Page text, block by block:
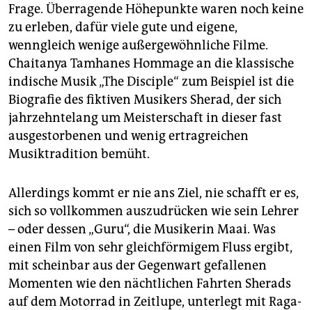
Frage. Überragende Höhepunkte waren noch keine
zu erleben, dafür viele gute und eigene,
wenngleich wenige außergewöhnliche Filme.
Chaitanya Tamhanes Hommage an die klassische
indische Musik „The Disciple“ zum Beispiel ist die
Biografie des fiktiven Musikers Sherad, der sich
jahrzehntelang um Meisterschaft in dieser fast
ausgestorbenen und wenig ertragreichen
Musiktradition bemüht.
Allerdings kommt er nie ans Ziel, nie schafft er es,
sich so vollkommen auszudrücken wie sein Lehrer
– oder dessen „Guru“, die Musikerin Maai. Was
einen Film von sehr gleichförmigem Fluss ergibt,
mit scheinbar aus der Gegenwart gefallenen
Momenten wie den nächtlichen Fahrten Sherads
auf dem Motorrad in Zeitlupe, unterlegt mit Raga-